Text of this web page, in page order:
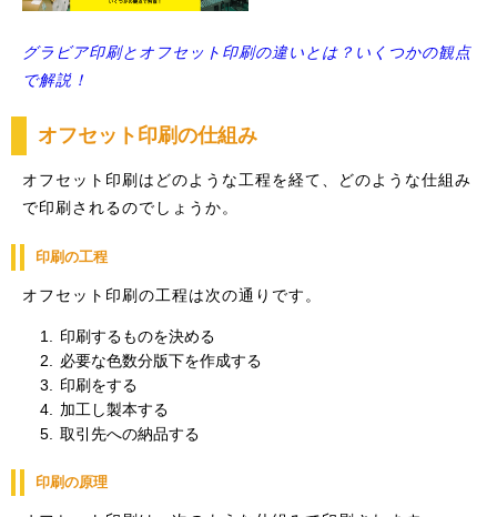
グラビア印刷とオフセット印刷の違いとは？いくつかの観点
で解説！
オフセット印刷の仕組み
オフセット印刷はどのような工程を経て、どのような仕組み
で印刷されるのでしょうか。
印刷の工程
オフセット印刷の工程は次の通りです。
印刷するものを決める
必要な色数分版下を作成する
印刷をする
加工し製本する
取引先への納品する
印刷の原理